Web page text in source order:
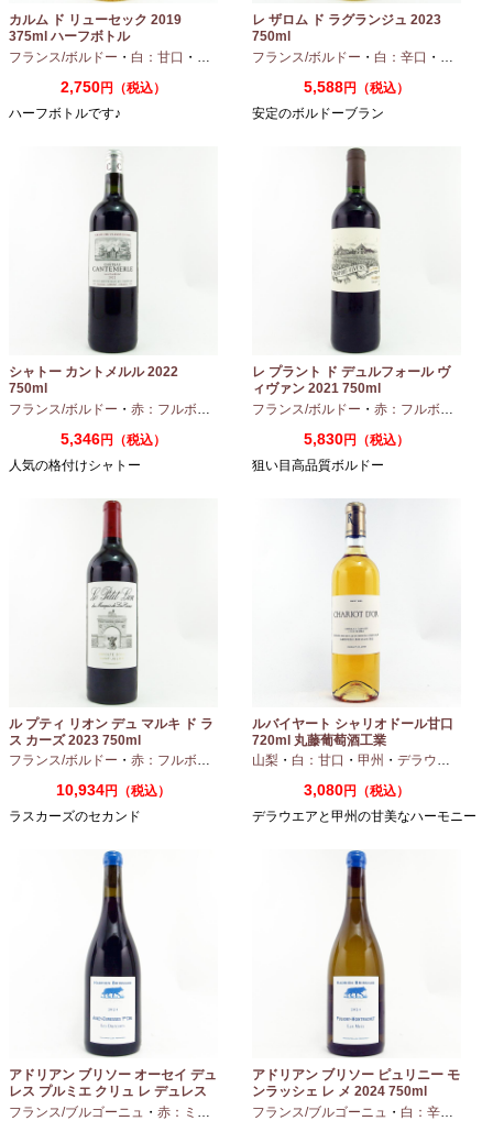
カルム ド リューセック 2019
375ml ハーフボトル
フランス/ボルドー ・ 白：甘口 ・ セミヨン ・ソーヴィニオンブラン
2,750円（税込）
ハーフボトルです♪
レ ザロム ド ラグランジュ 2023
750ml
フランス/ボルドー ・ 白：辛口 ・ セミヨン
5,588円（税込）
安定のボルドーブラン
シャトー カントメルル 2022
750ml
フランス/ボルドー ・ 赤：フルボディ カベルネ・カベルネフラン ・プティヴェル
5,346円（税込）
人気の格付けシャトー
レ プラント ド デュルフォール ヴ
ィヴァン 2021 750ml
フランス/ボルドー ・ 赤：フルボディ
5,830円（税込）
狙い目高品質ボルドー
ル プティ リオン デュ マルキ ド ラ
ス カーズ 2023 750ml
フランス/ボルドー ・ 赤：フルボディ
10,934円（税込）
ラスカーズのセカンド
ルバイヤート シャリオドール甘口
720ml 丸藤葡萄酒工業
山梨 ・ 白：甘口 ・ 甲州 ・ デラウエア
3,080円（税込）
デラウエアと甲州の甘美なハーモニー
アドリアン ブリソー オーセイ デュ
レス プルミエ クリュ レ デュレス
2024 750ml
フランス/ブルゴーニュ ・ 赤：ミディアムボディ ・ピノノワール
アドリアン ブリソー ピュリニー モ
ンラッシェ レ メ 2024 750ml
フランス/ブルゴーニュ ・ 白：辛口